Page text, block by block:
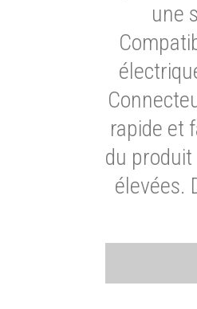
une
rapide et
du
élevées.